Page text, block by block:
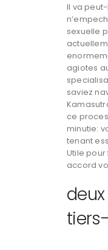
Il va
sexuelle
agiotes
saviez
ce
minutie:
tenant
Utile
accord
deux